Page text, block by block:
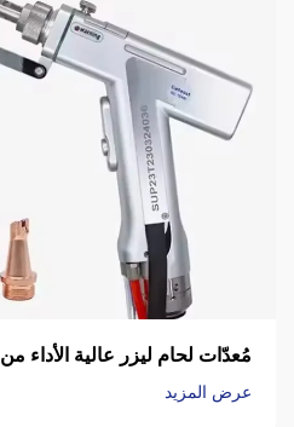
مُعدّات لحام ليزر عالية الأداء من Raysoar
عرض المزيد